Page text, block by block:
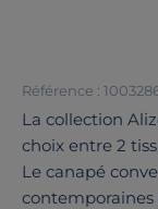
Référence :
La collection
choix entre 2
Le canapé
contemporaines